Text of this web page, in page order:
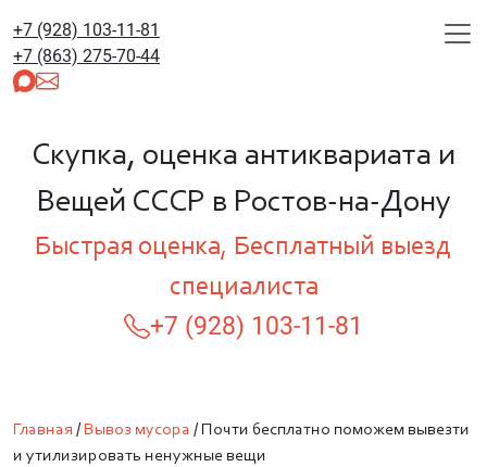
+7 (928) 103-11-81
+7 (863) 275-70-44
Скупка, оценка антиквариата и
Вещей СССР в Ростов-на-Дону
Быстрая оценка, Бесплатный выезд
специалиста
+7 (928) 103-11-81
Главная/ Вывоз мусора / Почти бесплатно поможем вывезти
и утилизировать ненужные вещи